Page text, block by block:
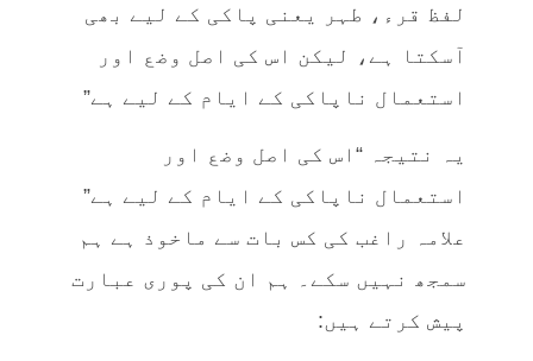
لفظ قرء، طہر یعنی پاکی کے لیے بھی
آسکتا ہے، لیکن اس کی اصل وضع اور
استعمال ناپاکی کے ایام کے لیے ہے”
یہ نتیجہ “اس کی اصل وضع اور
استعمال ناپاکی کے ایام کے لیے ہے”
علامہ راغب کی کس بات سے ماخوذ ہے ہم
سمجھ نہیں سکے۔ ہم ان کی پوری عبارت
پیش کرتے ہیں: